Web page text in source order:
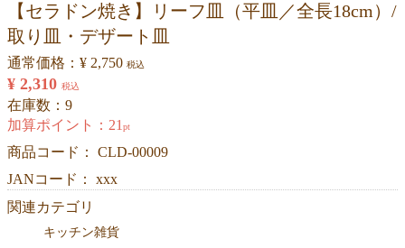
【セラドン焼き】リーフ皿（平皿／全長18cm）/
取り皿・デザート皿
通常価格： ¥ 2,750 税込
¥ 2,310 税込
在庫数：9
加算ポイント： 21 pt
商品コード： CLD-00009
JANコード： xxx
関連カテゴリ
キッチン雑貨